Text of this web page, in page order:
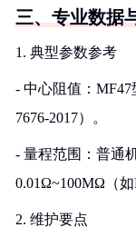
三、专业数据
1. 典型参数参考
- 中心阻值：
7676-2017）。
- 量程范围：普通
0.01Ω~100MΩ（如
2. 维护要点